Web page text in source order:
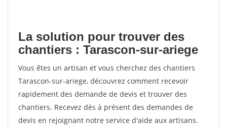
La solution pour trouver des
chantiers : Tarascon-sur-ariege
Vous êtes un artisan et vous cherchez des chantiers
Tarascon-sur-ariege, découvrez comment recevoir
rapidement des demande de devis et trouver des
chantiers. Recevez dès à présent des demandes de
devis en rejoignant notre service d'aide aux artisans.